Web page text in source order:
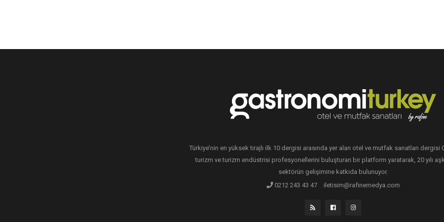
Türkiye’nin en yüksek tirajlı ilk 10 dergisi arasında yer alan otel ve mutfak sanatları dergisi
turizm ve turizm endüstrisi profesyonellerini buluşturan bir platform yaratarak, 20 yılı
sektörün gelişimine katkıda bulunuyor.
0212 243 43 47
iletisim@rafinemedya.com